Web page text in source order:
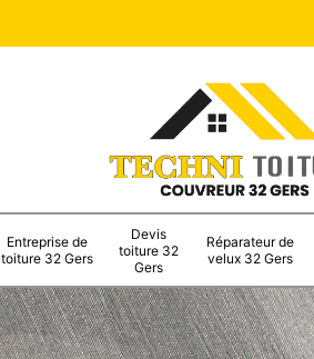
Entreprise de
toiture 32 Gers
Devis
toiture 32
Gers
Réparateur de
velux 32 Gers